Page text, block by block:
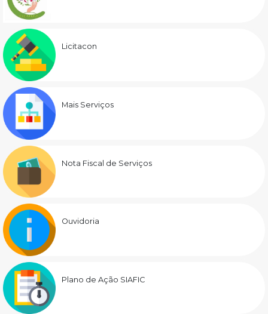
Licitacon
Mais Serviços
Nota Fiscal de Serviços
Ouvidoria
Plano de Ação SIAFIC